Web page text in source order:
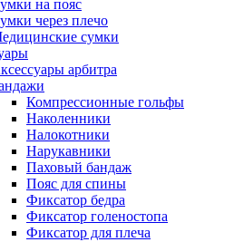
на пояс
через плечо
сумки
арбитра
Компрессионные гольфы
Наколенники
Налокотники
Нарукавники
Паховый бандаж
Пояс для спины
Фиксатор бедра
Фиксатор голеностопа
Фиксатор для плеча